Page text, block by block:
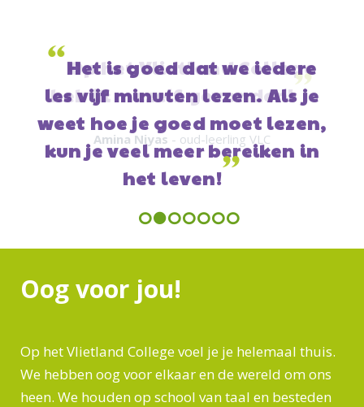
“Op het Vlietland College
heb ik mezelf gevonden!”
Amina Niyas - oud-leerling VLC
PreviousNext
Oog voor jou!
Op het Vlietland College voel je je helemaal thuis.
We hebben oog voor elkaar en de wereld om ons
heen. We houden op school van taal en besteden